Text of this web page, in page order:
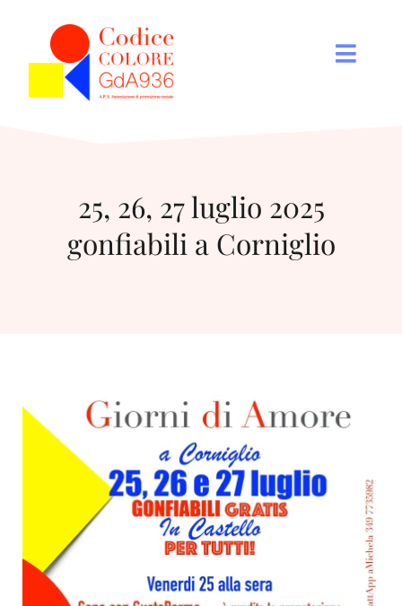
contenuto
Toggle
Iniziative solidali
Progetti
Dove siamo
25, 26, 27 luglio 2025
gonfiabili a Corniglio